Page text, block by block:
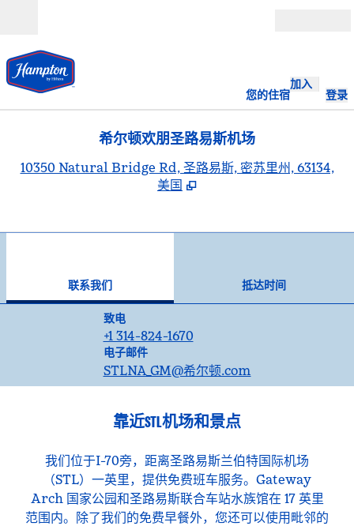
您的住宿
加入
登录
希尔顿欢朋圣路易斯机场
10350 Natural Bridge Rd, 圣路易斯, 密苏里州, 63134,
美国
联系我们
抵达时间
致电
致电
+1 314-824-1670
电子邮件
发送邮件
STLNA_GM@希尔顿.com
靠近STL机场和景点
我们位于I-70旁，距离圣路易斯兰伯特国际机场
（STL）一英里，提供免费班车服务。Gateway
Arch 国家公园和圣路易斯联合车站水族馆在 17 英里
范围内。除了我们的免费早餐外，您还可以使用毗邻的